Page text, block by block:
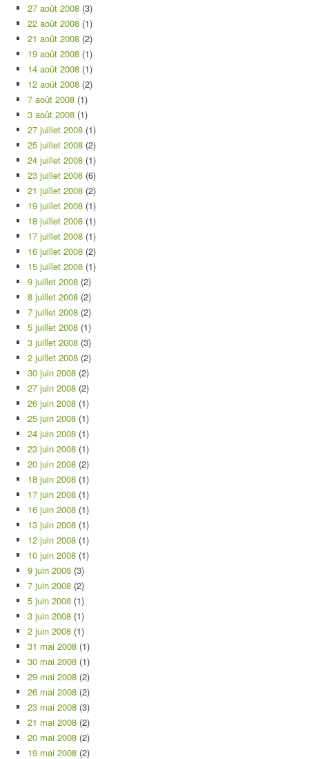
27 août 2008 (3)
22 août 2008 (1)
21 août 2008 (2)
19 août 2008 (1)
14 août 2008 (1)
12 août 2008 (2)
7 août 2008 (1)
3 août 2008 (1)
27 juillet 2008 (1)
25 juillet 2008 (2)
24 juillet 2008 (1)
23 juillet 2008 (6)
21 juillet 2008 (2)
19 juillet 2008 (1)
18 juillet 2008 (1)
17 juillet 2008 (1)
16 juillet 2008 (2)
15 juillet 2008 (1)
9 juillet 2008 (2)
8 juillet 2008 (2)
7 juillet 2008 (2)
5 juillet 2008 (1)
3 juillet 2008 (3)
2 juillet 2008 (2)
30 juin 2008 (2)
27 juin 2008 (2)
26 juin 2008 (1)
25 juin 2008 (1)
24 juin 2008 (1)
23 juin 2008 (1)
20 juin 2008 (2)
18 juin 2008 (1)
17 juin 2008 (1)
16 juin 2008 (1)
13 juin 2008 (1)
12 juin 2008 (1)
10 juin 2008 (1)
9 juin 2008 (3)
7 juin 2008 (2)
5 juin 2008 (1)
3 juin 2008 (1)
2 juin 2008 (1)
31 mai 2008 (1)
30 mai 2008 (1)
29 mai 2008 (2)
26 mai 2008 (2)
23 mai 2008 (3)
21 mai 2008 (2)
20 mai 2008 (2)
19 mai 2008 (2)